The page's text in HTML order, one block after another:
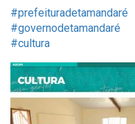
#prefeituradetamandaré
#governodetamandaré
#cultura